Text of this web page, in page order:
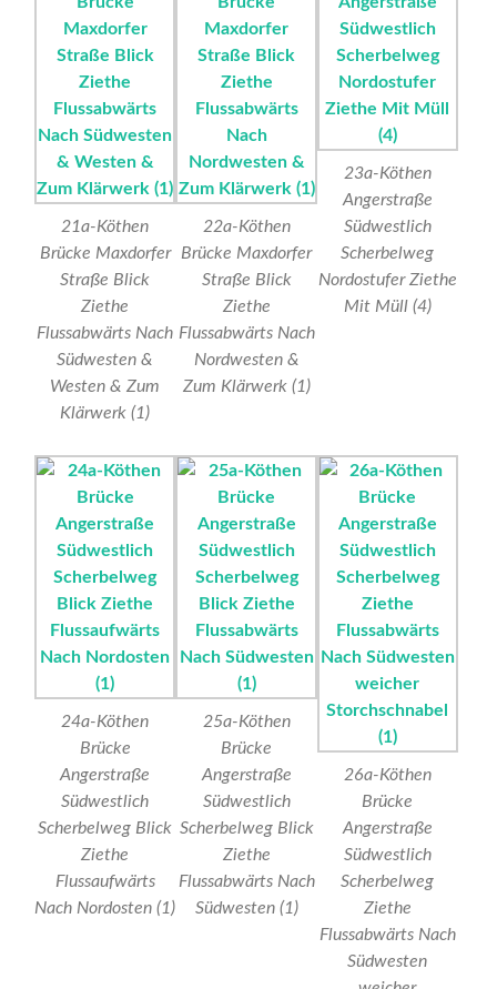
21a-Köthen
Brücke Maxdorfer
Straße Blick
Ziethe
Flussabwärts Nach
Südwesten &
Westen & Zum
Klärwerk (1)
22a-Köthen
Brücke Maxdorfer
Straße Blick
Ziethe
Flussabwärts Nach
Nordwesten &
Zum Klärwerk (1)
23a-Köthen
Angerstraße
Südwestlich
Scherbelweg
Nordostufer Ziethe
Mit Müll (4)
24a-Köthen
Brücke
Angerstraße
Südwestlich
Scherbelweg Blick
Ziethe
Flussaufwärts
Nach Nordosten (1)
25a-Köthen
Brücke
Angerstraße
Südwestlich
Scherbelweg Blick
Ziethe
Flussabwärts Nach
Südwesten (1)
26a-Köthen
Brücke
Angerstraße
Südwestlich
Scherbelweg
Ziethe
Flussabwärts Nach
Südwesten